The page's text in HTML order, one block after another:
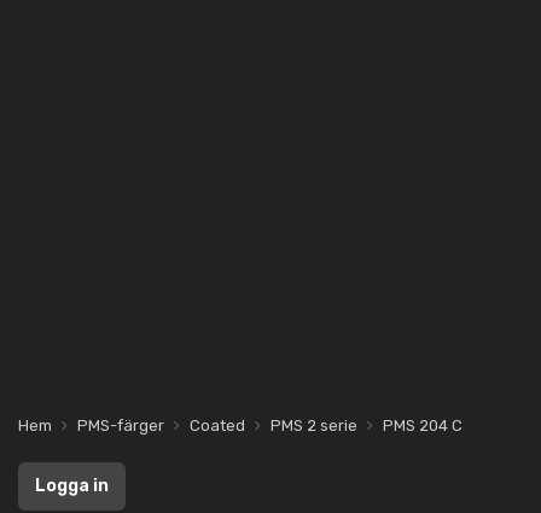
Hem PMS-färger Coated PMS 2 serie PMS 204 C
Logga in